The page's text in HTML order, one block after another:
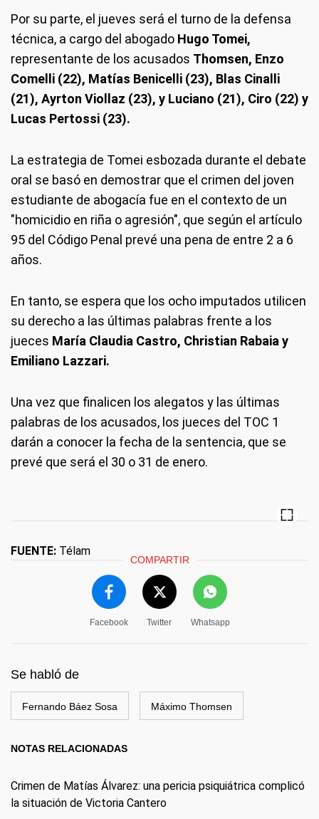
Por su parte, el jueves será el turno de la defensa
técnica, a cargo del abogado Hugo Tomei,
representante de los acusados Thomsen, Enzo
Comelli (22), Matías Benicelli (23), Blas Cinalli
(21), Ayrton Viollaz (23), y Luciano (21), Ciro (22) y
Lucas Pertossi (23).
La estrategia de Tomei esbozada durante el debate
oral se basó en demostrar que el crimen del joven
estudiante de abogacía fue en el contexto de un
"homicidio en riña o agresión", que según el artículo
95 del Código Penal prevé una pena de entre 2 a 6
años.
En tanto, se espera que los ocho imputados utilicen
su derecho a las últimas palabras frente a los
jueces María Claudia Castro, Christian Rabaia y
Emiliano Lazzari.
Una vez que finalicen los alegatos y las últimas
palabras de los acusados, los jueces del TOC 1
darán a conocer la fecha de la sentencia, que se
prevé que será el 30 o 31 de enero.
FUENTE: Télam
COMPARTIR
Facebook Twitter Whatsapp
Se habló de
Fernando Báez Sosa Máximo Thomsen
NOTAS RELACIONADAS
Crimen de Matías Álvarez: una pericia psiquiátrica complicó
la situación de Victoria Cantero